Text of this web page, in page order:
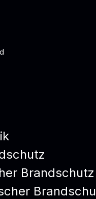
Brandschutz